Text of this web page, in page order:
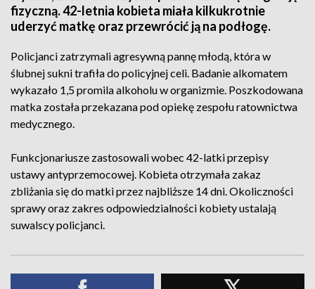
fizyczną. 42-letnia kobieta miała kilkukrotnie
uderzyć matkę oraz przewrócić ją na podłogę.
Policjanci zatrzymali agresywną pannę młodą, która w
ślubnej sukni trafiła do policyjnej celi. Badanie alkomatem
wykazało 1,5 promila alkoholu w organizmie. Poszkodowana
matka została przekazana pod opiekę zespołu ratownictwa
medycznego.
Funkcjonariusze zastosowali wobec 42-latki przepisy
ustawy antyprzemocowej. Kobieta otrzymała zakaz
zbliżania się do matki przez najbliższe 14 dni. Okoliczności
sprawy oraz zakres odpowiedzialności kobiety ustalają
suwalscy policjanci.